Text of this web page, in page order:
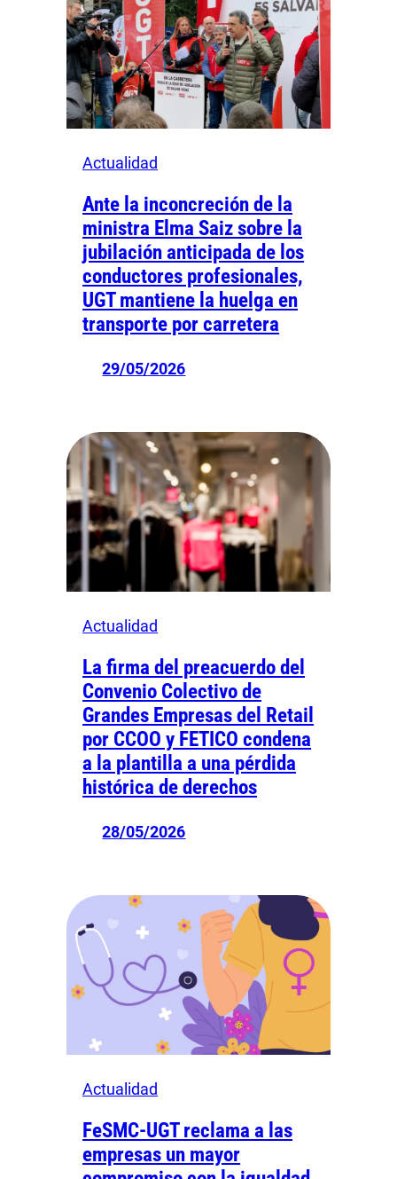
Actualidad
Ante la inconcreción de la
ministra Elma Saiz sobre la
jubilación anticipada de los
conductores profesionales,
UGT mantiene la huelga en
transporte por carretera
29/05/2026
Actualidad
La firma del preacuerdo del
Convenio Colectivo de
Grandes Empresas del Retail
por CCOO y FETICO condena
a la plantilla a una pérdida
histórica de derechos
28/05/2026
Actualidad
FeSMC-UGT reclama a las
empresas un mayor